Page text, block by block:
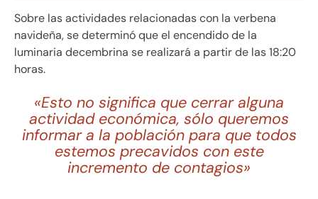
Sobre las actividades relacionadas con la verbena
navideña, se determinó que el encendido de la
luminaria decembrina se realizará a partir de las 18:20
horas.
«Esto no significa que cerrar alguna
actividad económica, sólo queremos
informar a la población para que todos
estemos precavidos con este
incremento de contagios»